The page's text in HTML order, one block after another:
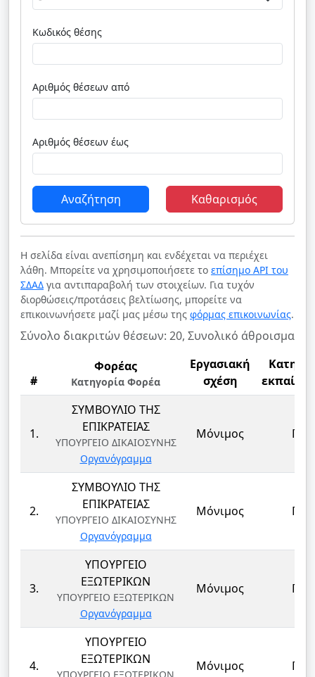
Κωδικός θέσης
Αριθμός θέσεων από
Αριθμός θέσεων έως
Αναζήτηση Καθαρισμός
Η σελίδα είναι ανεπίσημη και ενδέχεται να περιέχει
λάθη. Μπορείτε να χρησιμοποιήσετε το επίσημο API του
ΣΔΑΔ για αντιπαραβολή των στοιχείων. Για τυχόν
διορθώσεις/προτάσεις βελτίωσης, μπορείτε να
επικοινωνήσετε μαζί μας μέσω της φόρμας επικοινωνίας.
Σύνολο διακριτών θέσεων: 20, Συνολικό άθροισμα
#
Φορέας
Κατηγορία Φορέα
Εργασιακή
σχέση
1.
ΣΥΜΒΟΥΛΙΟ ΤΗΣ
ΕΠΙΚΡΑΤΕΙΑΣ
ΥΠΟΥΡΓΕΙΟ ΔΙΚΑΙΟΣΥΝΗΣ
Οργανόγραμμα
Μόνιμος ΠΕ
2.
ΣΥΜΒΟΥΛΙΟ ΤΗΣ
ΕΠΙΚΡΑΤΕΙΑΣ
ΥΠΟΥΡΓΕΙΟ ΔΙΚΑΙΟΣΥΝΗΣ
Οργανόγραμμα
Μόνιμος ΠΕ
3.
ΥΠΟΥΡΓΕΙΟ
ΕΞΩΤΕΡΙΚΩΝ
ΥΠΟΥΡΓΕΙΟ ΕΞΩΤΕΡΙΚΩΝ
Οργανόγραμμα
Μόνιμος ΠΕ
4.
ΥΠΟΥΡΓΕΙΟ
ΕΞΩΤΕΡΙΚΩΝ
Μόνιμος ΠΕ